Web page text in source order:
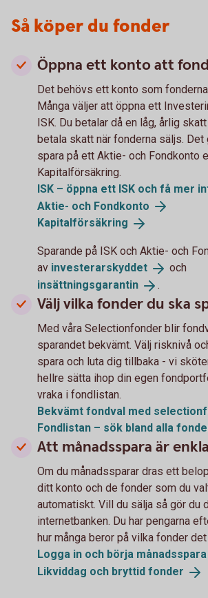
Så köper du fonder
Öppna ett konto att
Det behövs ett konto som
Många väljer att öppna ett
ISK. Du betalar då en låg, årlig
betala skatt när fonderna säljs. Det
spara på ett Aktie- och Fondkonto
Kapitalförsäkring.
ISK – öppna ett ISK och få mer
Aktie- och Fondkonto
Kapitalförsäkring
Sparande på ISK och Aktie- och
av investerarskyddet
och
insättningsgarantin
.
Välj vilka fonder du ska
Med våra Selectionfonder blir
sparandet bekvämt. Välj risknivå
spara och luta dig tillbaka - vi
hellre sätta ihop din egen
vraka i fondlistan.
Bekvämt fondval med
Fondlistan – sök bland alla
Att månadsspara är
Om du månadssparar dras ett
ditt konto och de fonder som du
automatiskt. Vill du sälja så gör du
internetbanken. Du har pengarna
hur många beror på vilka fonder det
Logga in och börja
Likviddag och bryttid fonder